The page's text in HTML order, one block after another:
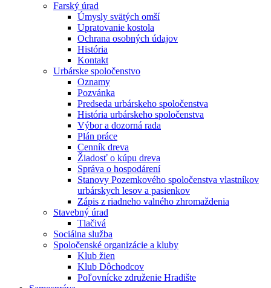
Farský úrad
Úmysly svätých omší
Upratovanie kostola
Ochrana osobných údajov
História
Kontakt
Urbárske spoločenstvo
Oznamy
Pozvánka
Predseda urbárskeho spoločenstva
História urbárskeho spoločenstva
Výbor a dozorná rada
Plán práce
Cenník dreva
Žiadosť o kúpu dreva
Správa o hospodárení
Stanovy Pozemkového spoločenstva vlastníkov
urbárskych lesov a pasienkov
Zápis z riadneho valného zhromaždenia
Stavebný úrad
Tlačivá
Sociálna služba
Spoločenské organizácie a kluby
Klub žien
Klub Dôchodcov
Poľovnícke združenie Hradište